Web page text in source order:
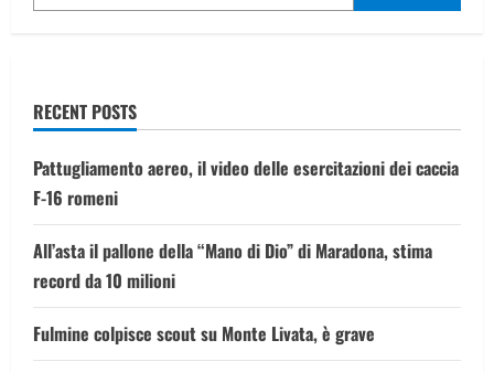
Azerbaigian:
RECENT POSTS
Pattugliamento aereo, il video delle esercitazioni dei caccia
F-16 romeni
All’asta il pallone della “Mano di Dio” di Maradona, stima
record da 10 milioni
Fulmine colpisce scout su Monte Livata, è grave